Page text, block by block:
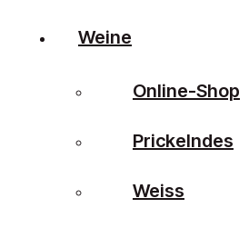
Weine
Online-Shop
Prickelndes
Weiss